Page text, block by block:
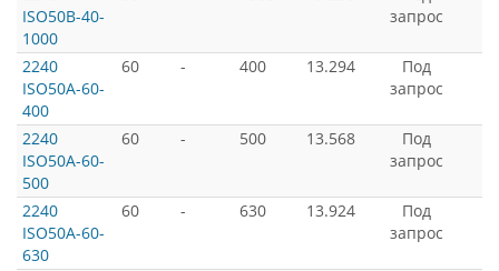
ISO50B-40-
1000
запрос
2240
ISO50A-60-
400
60 - 400 13.294
Под
запрос
2240
ISO50A-60-
500
60 - 500 13.568
Под
запрос
2240
ISO50A-60-
630
60 - 630 13.924
Под
запрос